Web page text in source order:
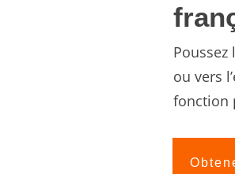
Poussez
ou vers
fonction